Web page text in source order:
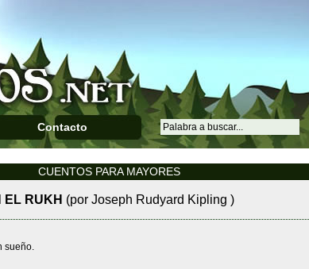
Contacto
CUENTOS PARA MAYORES
EL RUKH (por Joseph Rudyard Kipling )
sueño.